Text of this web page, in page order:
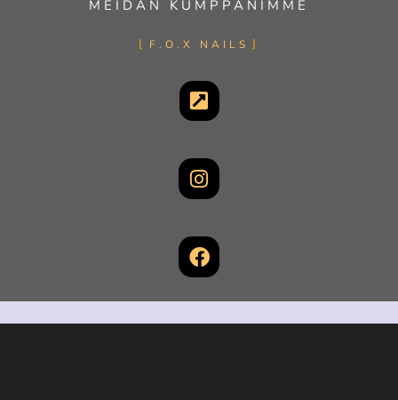
MEIDÄN KUMPPANIMME
F.O.X NAILS